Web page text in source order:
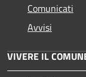
Comunicati
Avvisi
VIVERE IL